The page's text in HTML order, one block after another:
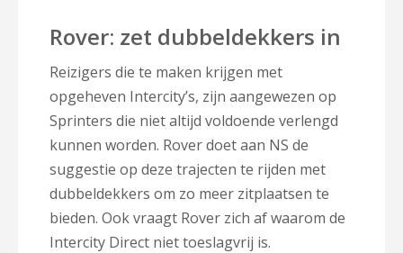
Rover: zet dubbeldekkers in
Reizigers die te maken krijgen met
opgeheven Intercity’s, zijn aangewezen op
Sprinters die niet altijd voldoende verlengd
kunnen worden. Rover doet aan NS de
suggestie op deze trajecten te rijden met
dubbeldekkers om zo meer zitplaatsen te
bieden. Ook vraagt Rover zich af waarom de
Intercity Direct niet toeslagvrij is.